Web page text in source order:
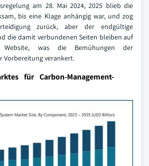
am 28. Mai 2024, 2025 blieb die
bis eine Klage anhängig war, und zog
zurück, aber der endgültige
die damit verbundenen Seiten bleiben auf
was die Bemühungen der
Vorbereitung verankert.
für Carbon-Management-